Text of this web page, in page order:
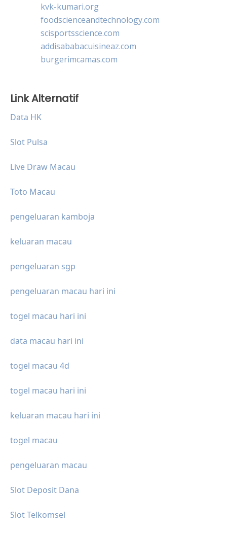
kvk-kumari.org
foodscienceandtechnology.com
scisportsscience.com
addisababacuisineaz.com
burgerimcamas.com
Link Alternatif
Data HK
Slot Pulsa
Live Draw Macau
Toto Macau
pengeluaran kamboja
keluaran macau
pengeluaran sgp
pengeluaran macau hari ini
togel macau hari ini
data macau hari ini
togel macau 4d
togel macau hari ini
keluaran macau hari ini
togel macau
pengeluaran macau
Slot Deposit Dana
Slot Telkomsel